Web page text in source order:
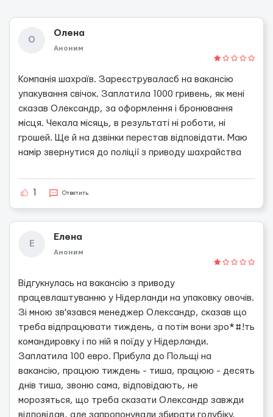
О
Олена
Аноним
Компанія шахраїв. Зареєструваласб на вакансію
упакування свічок. Заплатила 1000 гривень, як мені
сказав Олександр, за оформлення і бронювання
місця. Чекала місяць, в результаті ні роботи, ні
грошей. Ще й на дзвінки перестав відповідати. Маю
намір звернутися до поліції з приводу шахрайства
Ответить
Е
Елена
Аноним
Відгукнулась на вакансію з приводу
працевлаштуванню у Нідерланди на упаковку овочів.
Зі мною зв'язався менеджер Олександр, сказав що
треба відпрацювати тиждень, а потім вони зро*#!ть
командировку і по ній я поїду у Нідерланди.
Заплатила 100 евро. Прибула до Польщі на
вакансію, працюю тиждень - тиша, працюю - десять
днів тиша, звоню сама, відповідають, не
морозяться, що треба сказати Олександр завжди
відповідав, але запропонували збирати голубіку,